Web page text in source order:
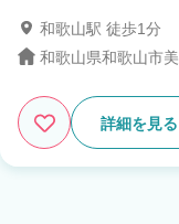
和歌山駅 徒歩1分
和歌山県和歌山市
詳細を見る